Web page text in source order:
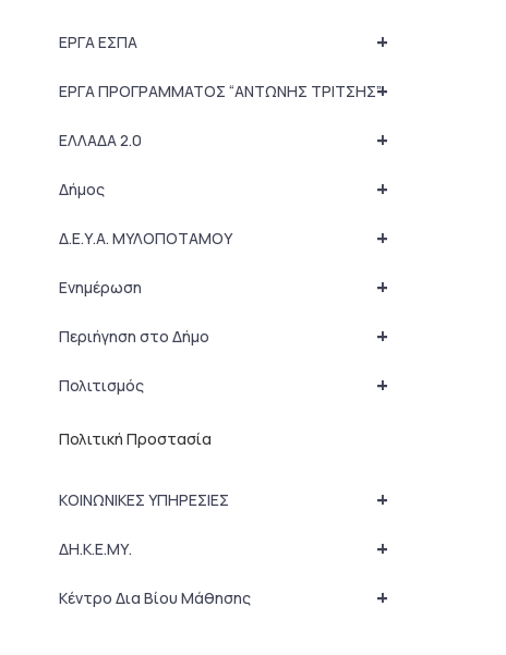
+
ΕΡΓΑ ΕΣΠΑ
+
ΕΡΓΑ ΠΡΟΓΡΑΜΜΑΤΟΣ “ΑΝΤΩΝΗΣ ΤΡΙΤΣΗΣ”
+
ΕΛΛΑΔΑ 2.0
+
Δήμος
+
Δ.Ε.Υ.Α. ΜΥΛΟΠΟΤΑΜΟΥ
+
Ενημέρωση
+
Περιήγηση στο Δήμο
+
Πολιτισμός
Πολιτική Προστασία
+
ΚΟΙΝΩΝΙΚΕΣ ΥΠΗΡΕΣΙΕΣ
+
ΔΗ.Κ.Ε.ΜΥ.
+
Κέντρο Δια Βίου Μάθησης